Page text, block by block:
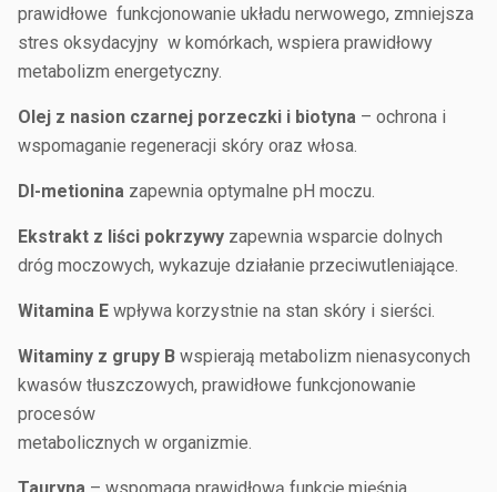
prawidłowe funkcjonowanie układu nerwowego, zmniejsza
stres oksydacyjny w komórkach, wspiera prawidłowy
metabolizm energetyczny.
Olej z nasion czarnej porzeczki i biotyna – ochrona i
wspomaganie regeneracji skóry oraz włosa.
Dl-metionina zapewnia optymalne pH moczu.
Ekstrakt z liści pokrzywy zapewnia wsparcie dolnych
dróg moczowych, wykazuje działanie przeciwutleniające.
Witamina E wpływa korzystnie na stan skóry i sierści.
Witaminy z grupy B wspierają metabolizm nienasyconych
kwasów tłuszczowych, prawidłowe funkcjonowanie
procesów
metabolicznych w organizmie.